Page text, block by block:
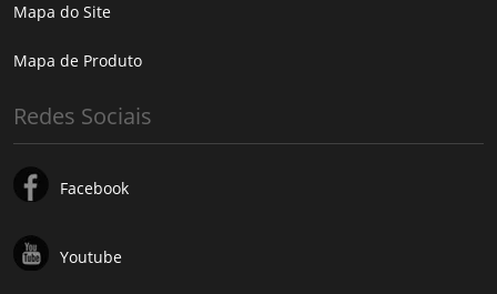
Mapa do Site
Mapa de Produto
Redes Sociais
Facebook
Youtube